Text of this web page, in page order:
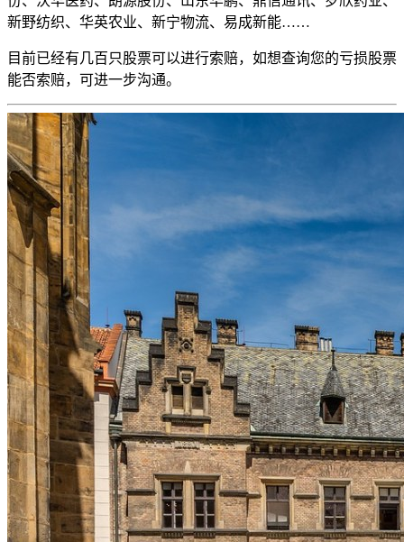
新野纺织、华英农业、新宁物流、易成新能……
目前已经有几百只股票可以进行索赔，如想查询您的亏损股票
能否索赔，可进一步沟通。